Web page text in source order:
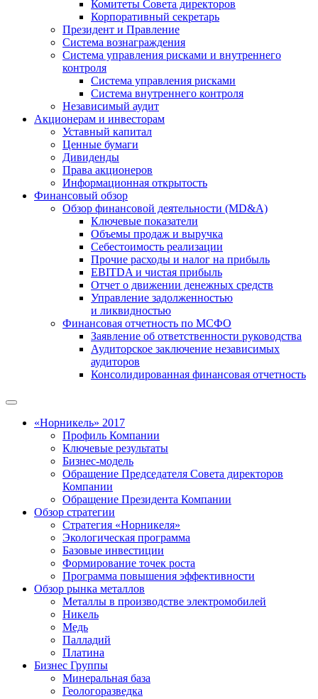
Комитеты Совета директоров
Корпоративный секретарь
Президент и Правление
Система вознаграждения
Система управления рисками и внутреннего
контроля
Система управления рисками
Система внутреннего контроля
Независимый аудит
Акционерам и инвесторам
Уставный капитал
Ценные бумаги
Дивиденды
Права акционеров
Информационная открытость
Финансовый обзор
Обзор финансовой деятельности (MD&A)
Ключевые показатели
Объемы продаж и выручка
Себестоимость реализации
Прочие расходы и налог на прибыль
EBITDA и чистая прибыль
Отчет о движении денежных средств
Управление задолженностью
и ликвидностью
Финансовая отчетность по МСФО
Заявление об ответственности руководства
Аудиторское заключение независимых
аудиторов
Консолидированная финансовая отчетность
«Норникель» 2017
Профиль Компании
Ключевые результаты
Бизнес-модель
Обращение Председателя Совета директоров
Компании
Обращение Президента Компании
Обзор стратегии
Стратегия «Норникеля»
Экологическая программа
Базовые инвестиции
Формирование точек роста
Программа повышения эффективности
Обзор рынка металлов
Металлы в производстве электромобилей
Никель
Медь
Палладий
Платина
Бизнес Группы
Минеральная база
Геологоразведка